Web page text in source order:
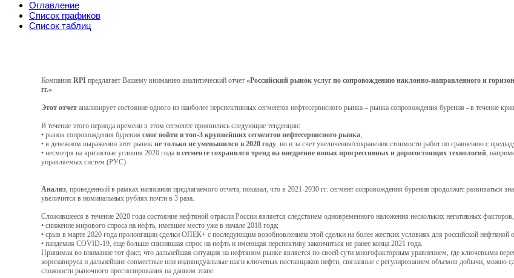
Оглавление
Список графиков
Список таблиц
Компания RPI предлагает Вашему вниманию аналитический отчет «Российский рынок услуг по сопровождению наклонно-направленного и
гг.»
Этот отчет анализирует состояние одного из наиболее перспективных сегментов нефтесервисного рынка – рынка сопровождения бурения - в течение
В течение этого периода времени в этом сегменте проявились следующие тенденции:
• рынок сопровождения бурения смог войти в топ-3 крупнейших сегментов нефтесервисного рынка;
• в денежном выражении этот рынок не только не уменьшился в 2020 году, но и за счет увеличения/сохранения стоимости работ по сравнению с
• несмотря на кризисные условия 2020 года в сегменте сохранился тренд на внедрение новых прогрессивных и дорогостоящих технологий,
управляемых систем (РУС).
Анализ, проведенный в рамках написания предлагаемого отчета, показал, что в 2021-2030 гг. сегмент сопровождения бурения продолжит развиваться
увеличится в номинальных рублях почти в 3 раза.
Сложившееся в течение 2020 года состояние нефтяной отрасли России является следствием одновременного наложения нескольких негативных
• снижение мирового спроса на нефть, имевшее место уже в начале 2018 года;
• срыв в марте 2020 года пролонгации сделки ОПЕК+ с последующим возобновлением этой сделки на более жестких условиях для российской нефтяной
• пандемия COVID-19, еще больше снизившая спрос на нефть и имеющая перспективу закончиться не ранее конца 2021 года.
Принимая во внимание тот факт, что дальнейшая ситуация на нефтяном рынке является по своей сути многофакторным уравнением, где ключевыми
коронавируса и дальнейшие совместные или индивидуальные шаги ключевых поставщиков нефти, связанные с регулированием объемов добычи, можно
сложности рыночного прогнозирования на данном этапе.